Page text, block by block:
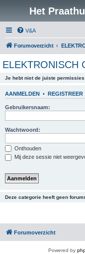
Het
V&A
Forumoverzicht
ELEKTRONISCH
Je hebt niet de juiste
AANMELDEN • REGISTREER
Gebruikersnaam:
Wachtwoord:
Onthouden
Mij deze sessie niet
Deze categorie heeft geen
Forumoverzicht
Powered by